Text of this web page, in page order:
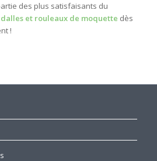
des plus satisfaisants du
dalles et rouleaux de moquette dès
!